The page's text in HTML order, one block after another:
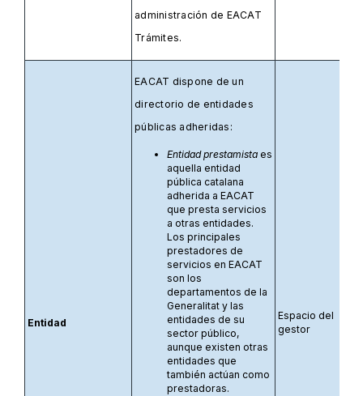
administración de EACAT
Trámites.
Entidad
EACAT dispone de un
directorio de entidades
públicas adheridas:
Entidad prestamista es
aquella entidad
pública catalana
adherida a EACAT
que presta servicios
a otras entidades.
Los principales
prestadores de
servicios en EACAT
son los
departamentos de la
Generalitat y las
entidades de su
sector público,
aunque existen otras
entidades que
también actúan como
prestadoras.
Espacio del
gestor